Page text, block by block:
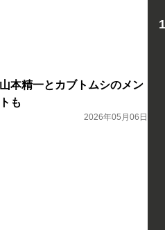
本精一とカブトムシのメン
も
2026年05月06日